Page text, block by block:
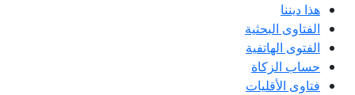
هذا ديننا
الفتاوى البحثية
الفتوى الهاتفية
حساب الزكاة
فتاوى الأقليات